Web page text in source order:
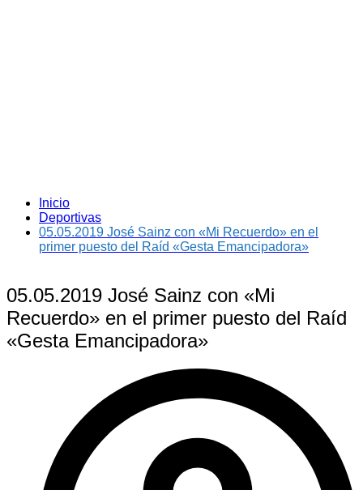
Inicio
Deportivas
05.05.2019 José Sainz con «Mi Recuerdo» en el
primer puesto del Raíd «Gesta Emancipadora»
05.05.2019 José Sainz con «Mi
Recuerdo» en el primer puesto del Raíd
«Gesta Emancipadora»